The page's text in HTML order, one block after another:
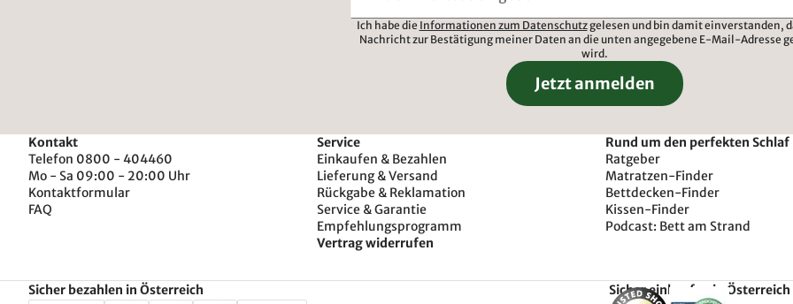
Ich habe die Informationen zum Datenschutzgelesen und bin damit einverstanden,
Nachricht zur Bestätigung meiner Daten an die unten angegebene E-Mail-Adresse
wird.
Jetzt anmelden
Kontakt
Telefon 0800 - 404460
Mo - Sa 09:00 - 20:00 Uhr
Kontaktformular
FAQ
Service
Einkaufen & Bezahlen
Lieferung & Versand
Rückgabe & Reklamation
Service & Garantie
Empfehlungsprogramm
Vertrag widerrufen
Rund um den perfekten Schlaf
Ratgeber
Matratzen-Finder
Bettdecken-Finder
Kissen-Finder
Podcast: Bett am Strand
Sicher bezahlen in Österreich Sicher einkaufen in Österreich